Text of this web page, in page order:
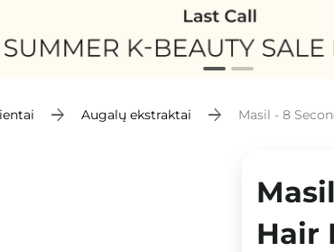
Augalų ekstraktai Masil - 8
Hair